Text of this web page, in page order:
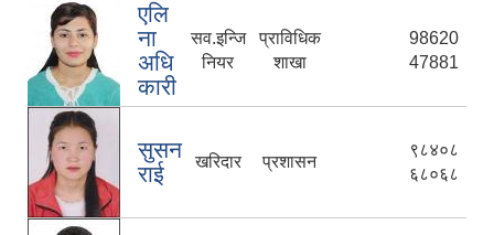
एलि
ना
अधि
कारी
सव.इन्जि
नियर
प्राविधिक
शाखा
98620
47881
सुसन
राई
खरिदार प्रशासन
९८४०८
६८०६८